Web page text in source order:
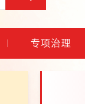
专项治理